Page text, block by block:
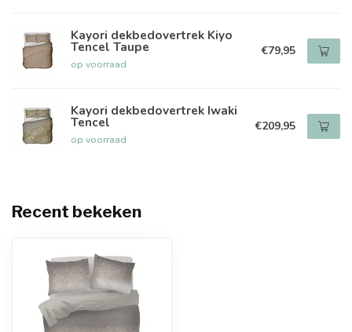
Kayori dekbedovertrek Kiyo
Tencel Taupe
op voorraad
€79,95
Kayori dekbedovertrek Iwaki
Tencel
op voorraad
€209,95
Recent bekeken